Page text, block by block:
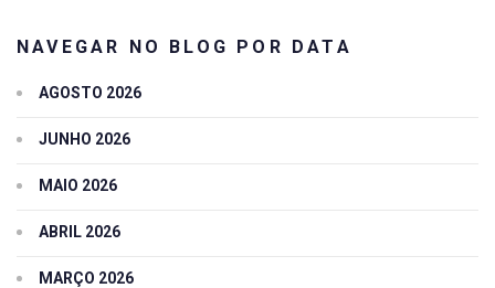
NAVEGAR NO BLOG POR DATA
AGOSTO 2026
JUNHO 2026
MAIO 2026
ABRIL 2026
MARÇO 2026